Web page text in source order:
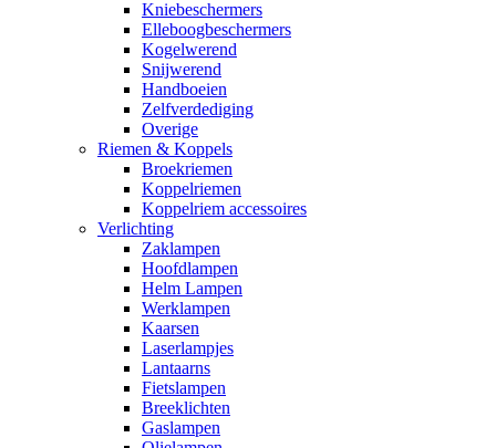
Kniebeschermers
Elleboogbeschermers
Kogelwerend
Snijwerend
Handboeien
Zelfverdediging
Overige
Riemen & Koppels
Broekriemen
Koppelriemen
Koppelriem accessoires
Verlichting
Zaklampen
Hoofdlampen
Helm Lampen
Werklampen
Kaarsen
Laserlampjes
Lantaarns
Fietslampen
Breeklichten
Gaslampen